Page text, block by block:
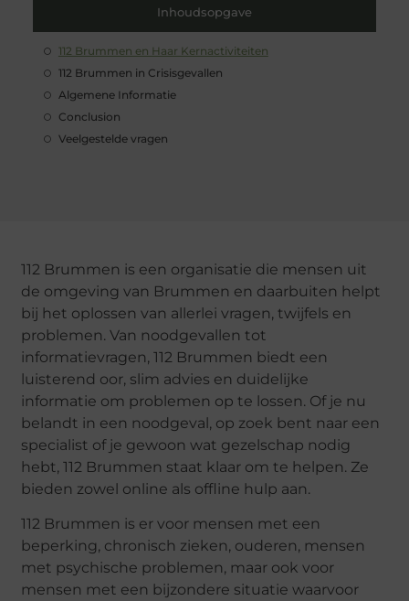
Inhoudsopgave
112 Brummen en Haar Kernactiviteiten
112 Brummen in Crisisgevallen
Algemene Informatie
Conclusion
Veelgestelde vragen
112 Brummen is een organisatie die mensen uit
de omgeving van Brummen en daarbuiten helpt
bij het oplossen van allerlei vragen, twijfels en
problemen. Van noodgevallen tot
informatievragen, 112 Brummen biedt een
luisterend oor, slim advies en duidelijke
informatie om problemen op te lossen. Of je nu
belandt in een noodgeval, op zoek bent naar een
specialist of je gewoon wat gezelschap nodig
hebt, 112 Brummen staat klaar om te helpen. Ze
bieden zowel online als offline hulp aan.
112 Brummen is er voor mensen met een
beperking, chronisch zieken, ouderen, mensen
met psychische problemen, maar ook voor
mensen met een bijzondere situatie waarvoor